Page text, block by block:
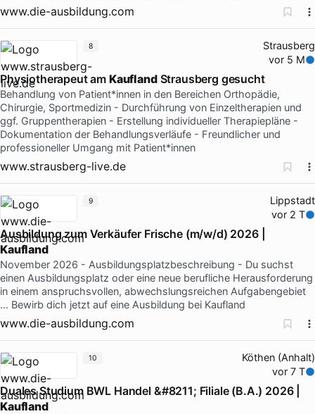
www.die-ausbildung.com
Strausberg
vor 5 M
Physiotherapeut am KauflandStrausberg gesucht
Behandlung von Patient*innen in den Bereichen Orthopädie,
Chirurgie, Sportmedizin - Durchführung von Einzeltherapien und
ggf. Gruppentherapien - Erstellung individueller Therapiepläne -
Dokumentation der Behandlungsverläufe - Freundlicher und
professioneller Umgang mit Patient*innen
www.strausberg-live.de
8
Lippstadt
vor 2 T
Ausbildung zum Verkäufer Frische (m/w/d) 2026 |
Kaufland
November 2026 - Ausbildungsplatzbeschreibung - Du suchst
einen Ausbildungsplatz oder eine neue berufliche Herausforderung
in einem anspruchsvollen, abwechslungsreichen Aufgabengebiet
… Bewirb dich jetzt auf eine Ausbildung bei Kaufland
www.die-ausbildung.com
9
Köthen (Anhalt)
vor 7 T
Duales Studium BWL Handel &#8211; Filiale (B.A.) 2026 |
Kaufland
10